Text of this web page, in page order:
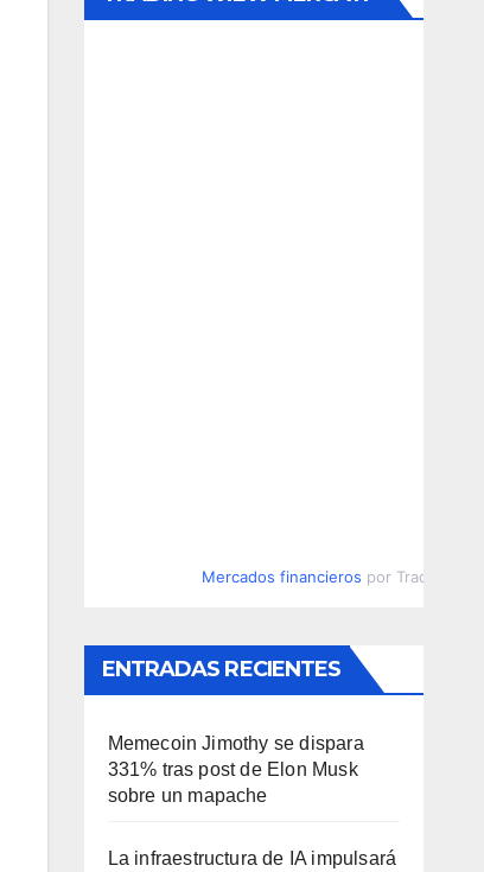
Mercados financieros por
ENTRADAS RECIENTES
Memecoin Jimothy se dispara
331% tras post de Elon Musk
sobre un mapache
La infraestructura de IA impulsará